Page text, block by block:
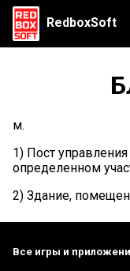
RedboxSoft
м.
1) Пост
определенном
2) Здание,
Все игры и